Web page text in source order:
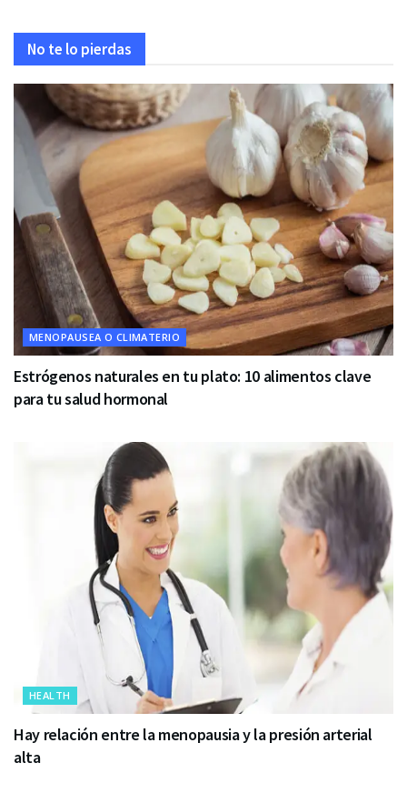
No te lo pierdas
MENOPAUSEA O CLIMATERIO
Estrógenos naturales en tu plato: 10 alimentos clave
para tu salud hormonal
HEALTH
Hay relación entre la menopausia y la presión arterial
alta